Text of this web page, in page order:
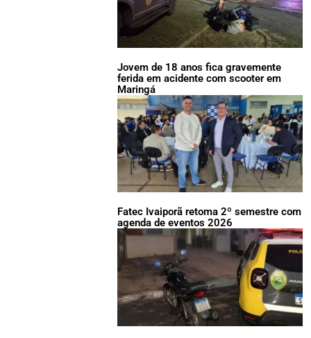
Jovem de 18 anos fica gravemente
ferida em acidente com scooter em
Maringá
Fatec Ivaiporã retoma 2º semestre com
agenda de eventos 2026